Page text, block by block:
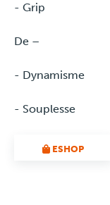
- Grip
De –
- Dynamisme
- Souplesse
ESHOP